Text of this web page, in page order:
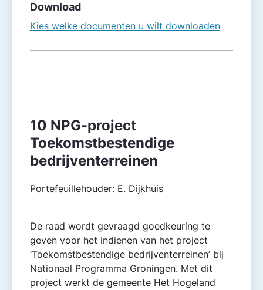
Download
Kies welke documenten u wilt downloaden
10 NPG-project
Toekomstbestendige
bedrijventerreinen
Portefeuillehouder: E. Dijkhuis
De raad wordt gevraagd goedkeuring te
geven voor het indienen van het project
‘Toekomstbestendige bedrijventerreinen’ bij
Nationaal Programma Groningen. Met dit
project werkt de gemeente Het Hogeland